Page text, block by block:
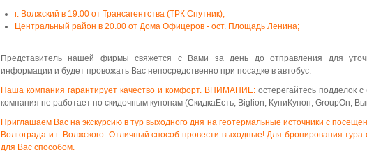
г. Волжский в 19.00 от Трансагентства (ТРК Спутник);
Центральный район в 20.00 от Дома Офицеров - ост. Площадь Ленина;
Представитель нашей фирмы свяжется с Вами за день до отправления для
информации и будет провожать Вас непосредственно при посадке в автобус.
Наша компания гарантирует качество и комфорт. ВНИМАНИЕ: остерегайтесь подделок
компания не работает по скидочным купонам (СкидкаЕсть, Biglion, КупиКупон, GroupOn,
Приглашаем Вас на экскурсию в тур выходного дня на геотермальные источники с
Волгограда и г. Волжского. Отличный способ провести выходные!Для бронирования тура
для Вас способом.